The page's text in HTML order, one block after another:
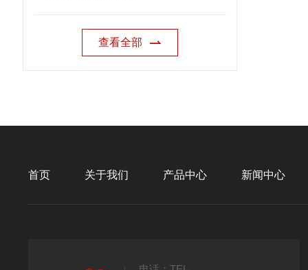
查看全部
首页 关于我们 产品中心 新闻中心